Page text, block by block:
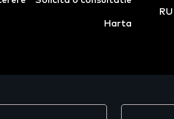
Harta
RU